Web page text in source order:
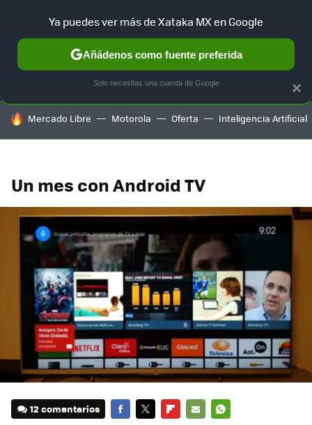
MENÚ NUEVO
GAMING HOME AUTO
HOY SE HABLA DE
Mercado Libre Motorola Oferta Inteligencia Artificial
Un mes con Android TV
12 comentarios
×
Ya puedes ver más de Xataka MX en Google
Añádenos como fuente preferida
Solo necesitas una cuenta de Google